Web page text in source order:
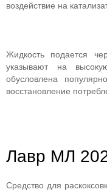
воздействие на
Жидкость подается
указывают на
обусловлена
восстановление
Лавр МЛ
Средство для